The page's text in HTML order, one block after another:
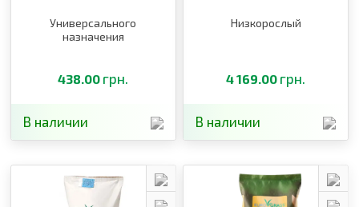
Универсального
назначения
438.00 грн.
В наличии
Низкорослый
4 169.00 грн.
В наличии